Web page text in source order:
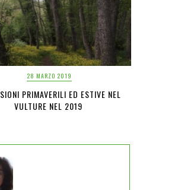
28 MARZO 2019
PRIMAVERILI ED ESTIVE NEL
VULTURE NEL 2019